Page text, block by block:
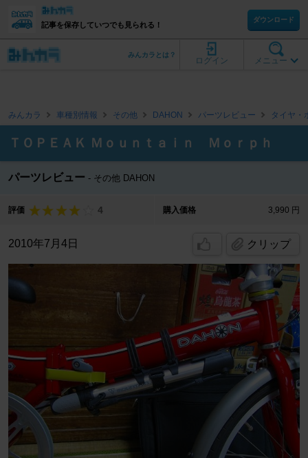
記事を保存していつでも見られる！
ダウンロード
メニュー
ログイン
みんカラとは？
みんカラ 車種別情報 その他 DAHON パーツレビュー タイヤ・
ＴＯＰＥＡＫ Ｍｏｕｎｔａｉｎ Ｍｏｒｐｈ
パーツレビュー その他 DAHON
評価 4 購入価格 3,990 円
2010年7月4日 クリップ